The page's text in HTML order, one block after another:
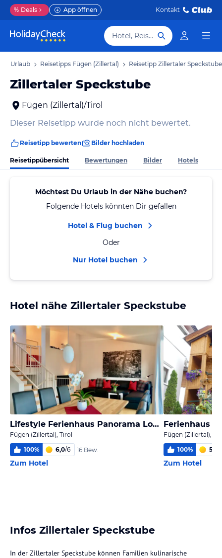
% Deals App öffnen Kontakt
Hotel, Reiseziel
Urlaub Reisetipps Fügen (Zillertal) Reisetipp Zillertaler Speckstube
Zillertaler Speckstube
Fügen (Zillertal)/Tirol
Dieser Reisetipp wurde noch nicht bewertet.
Reisetipp bewerten Bilder hochladen
Reisetippübersicht Bewertungen Bilder Hotels
Möchtest Du Urlaub in der Nähe buchen?
Folgende Hotels könnten Dir gefallen
Hotel & Flug buchen
Oder
Nur Hotel buchen
Hotel nähe Zillertaler Speckstube
Lifestyle Ferienhaus Panorama Lounge
Fügen (Zillertal), Tirol
100% 6,0/6 16 Bew.
Zum Hotel
Ferienhaus
Fügen (Zillertal),
100% 5,8
Zum Hotel
Infos Zillertaler Speckstube
In der Zillertaler Speckstube können Familien kulinarische